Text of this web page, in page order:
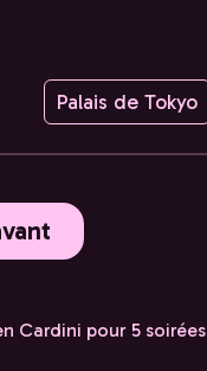
Palais de Tokyo
Cardini pour 5 soirées